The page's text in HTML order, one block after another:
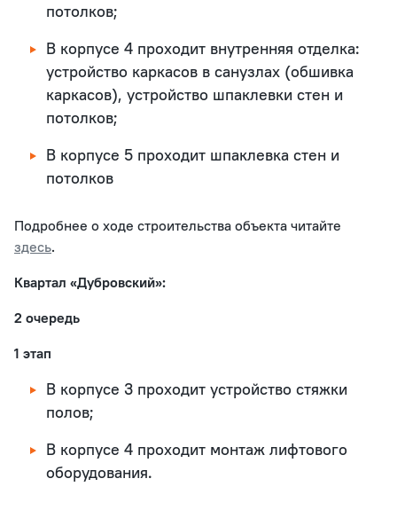
потолков;
В корпусе 4 проходит внутренняя отделка:
устройство каркасов в санузлах (обшивка
каркасов), устройство шпаклевки стен и
потолков;
В корпусе 5 проходит шпаклевка стен и
потолков
Подробнее о ходе строительства объекта читайте
здесь.
Квартал «Дубровский»:
2 очередь
1 этап
В корпусе 3 проходит устройство стяжки
полов;
В корпусе 4 проходит монтаж лифтового
оборудования.